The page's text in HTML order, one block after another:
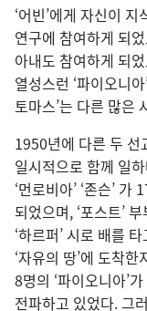
‘어빈’에게 자신이
연구에 참여하게 되
아내도 참여하게 되
열성스런 ‘파이오니
토마스’는 다른 많은
1950년에 다른 두 선
일시적으로 함께 일
‘먼로비아’ ‘존슨’
되었으며, ‘포스트’
‘하르퍼’ 시로 배를
‘자유의 땅’에 도착
8명의 ‘파이오니아’
전파하고 있었다. 그